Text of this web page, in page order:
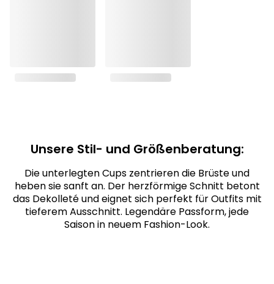
Unsere Stil- und Größenberatung:
Die unterlegten Cups zentrieren die Brüste und
heben sie sanft an. Der herzförmige Schnitt betont
das Dekolleté und eignet sich perfekt für Outfits mit
tieferem Ausschnitt. Legendäre Passform, jede
Saison in neuem Fashion-Look.